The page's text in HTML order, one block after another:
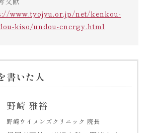
www.tyojyu.or.jp/net/kenkou-
kiso/undou-energy.html
書いた人
野崎 雅裕
野崎ウイメンズクリニック 院長